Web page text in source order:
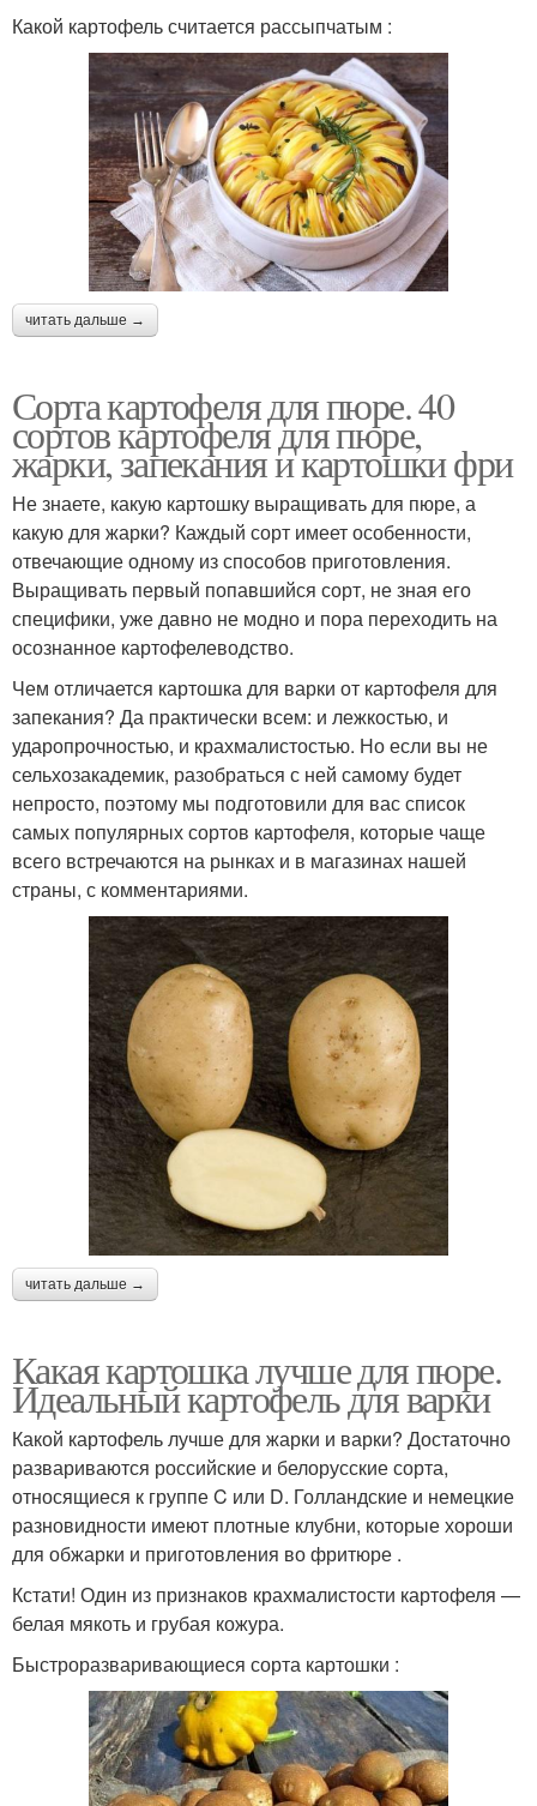
Какой картофель считается рассыпчатым :
читать дальше →
Сорта картофеля для пюре. 40
сортов картофеля для пюре,
жарки, запекания и картошки фри
Не знаете, какую картошку выращивать для пюре, а
какую для жарки? Каждый сорт имеет особенности,
отвечающие одному из способов приготовления.
Выращивать первый попавшийся сорт, не зная его
специфики, уже давно не модно и пора переходить на
осознанное картофелеводство.
Чем отличается картошка для варки от картофеля для
запекания? Да практически всем: и лежкостью, и
ударопрочностью, и крахмалистостью. Но если вы не
сельхозакадемик, разобраться с ней самому будет
непросто, поэтому мы подготовили для вас список
самых популярных сортов картофеля, которые чаще
всего встречаются на рынках и в магазинах нашей
страны, с комментариями.
читать дальше →
Какая картошка лучше для пюре.
Идеальный картофель для варки
Какой картофель лучше для жарки и варки? Достаточно
развариваются российские и белорусские сорта,
относящиеся к группе C или D. Голландские и немецкие
разновидности имеют плотные клубни, которые хороши
для обжарки и приготовления во фритюре .
Кстати! Один из признаков крахмалистости картофеля —
белая мякоть и грубая кожура.
Быстроразваривающиеся сорта картошки :